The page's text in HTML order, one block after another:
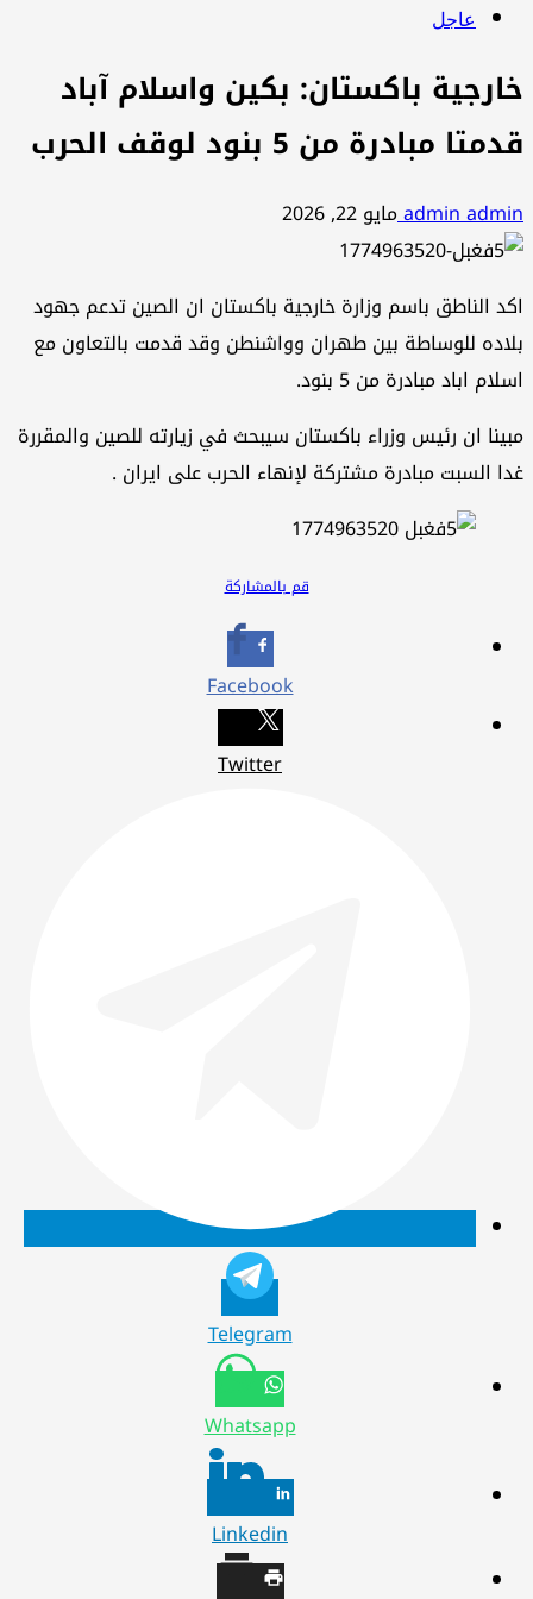
عاجل
خارجية باكستان: بكين واسلام آباد
قدمتا مبادرة من 5 بنود لوقف الحرب
admin adminمايو 22, 2026
اكد الناطق باسم وزارة خارجية باكستان ان الصين تدعم جهود
بلاده للوساطة بين طهران وواشنطن وقد قدمت بالتعاون مع
اسلام اباد مبادرة من 5 بنود.
مبينا ان رئيس وزراء باكستان سيبحث في زيارته للصين والمقررة
غدا السبت مبادرة مشتركة لإنهاء الحرب على ايران .
قم بالمشاركة
Facebook
Twitter
Telegram
Whatsapp
Linkedin